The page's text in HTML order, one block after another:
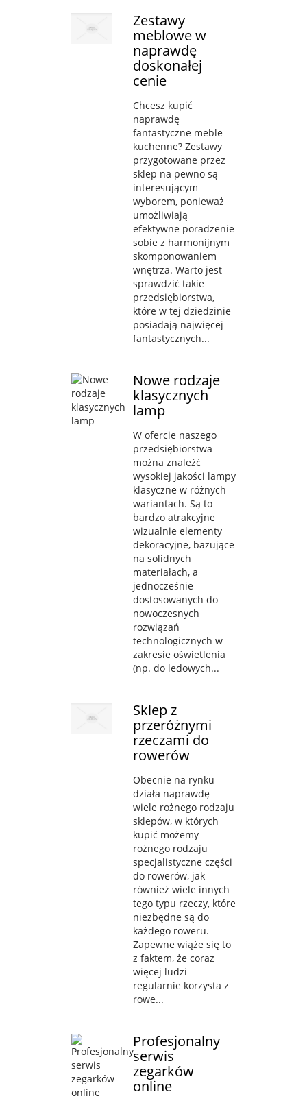
Zestawy
meblowe w
naprawdę
doskonałej
cenie
Chcesz kupić
naprawdę
fantastyczne meble
kuchenne? Zestawy
przygotowane przez
sklep na pewno są
interesującym
wyborem, ponieważ
umożliwiają
efektywne poradzenie
sobie z harmonijnym
skomponowaniem
wnętrza. Warto jest
sprawdzić takie
przedsiębiorstwa,
które w tej dziedzinie
posiadają najwięcej
fantastycznych...
Nowe rodzaje
klasycznych
lamp
W ofercie naszego
przedsiębiorstwa
można znaleźć
wysokiej jakości lampy
klasyczne w różnych
wariantach. Są to
bardzo atrakcyjne
wizualnie elementy
dekoracyjne, bazujące
na solidnych
materiałach, a
jednocześnie
dostosowanych do
nowoczesnych
rozwiązań
technologicznych w
zakresie oświetlenia
(np. do ledowych...
Sklep z
przeróżnymi
rzeczami do
rowerów
Obecnie na rynku
działa naprawdę
wiele rożnego rodzaju
sklepów, w których
kupić możemy
rożnego rodzaju
specjalistyczne części
do rowerów, jak
również wiele innych
tego typu rzeczy, które
niezbędne są do
każdego roweru.
Zapewne wiąże się to
z faktem, że coraz
więcej ludzi
regularnie korzysta z
rowe...
Profesjonalny
serwis
zegarków
online